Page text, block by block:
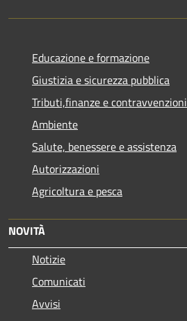
Educazione e formazione
Giustizia e sicurezza pubblica
Tributi,finanze e contravvenzioni
Ambiente
Salute, benessere e assistenza
Autorizzazioni
Agricoltura e pesca
NOVITÀ
Notizie
Comunicati
Avvisi